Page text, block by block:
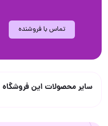
تماس با فروشنده
سایر محصولات این فروشگاه